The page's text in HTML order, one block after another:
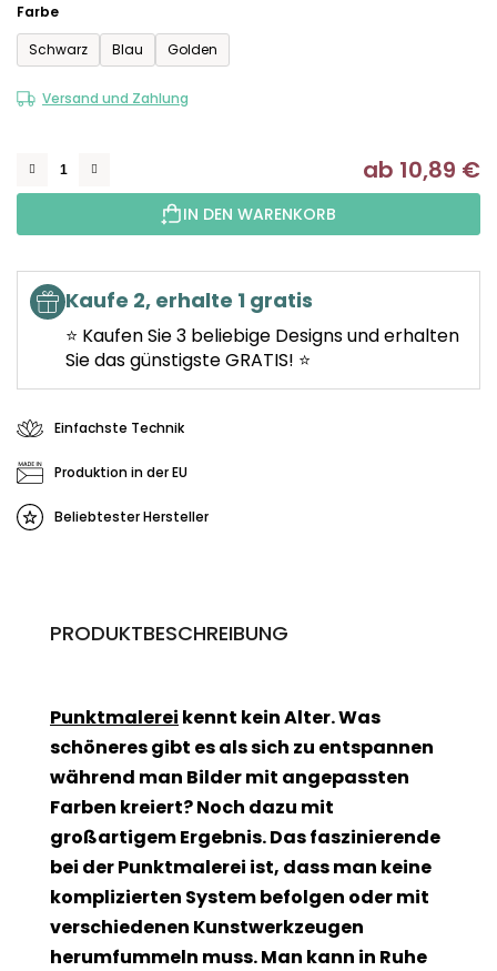
Farbe
Schwarz
Blau Golden
Versand und Zahlung
ab 10,89 €
IN DEN WARENKORB
Kaufe 2, erhalte 1 gratis
⭐ Kaufen Sie 3 beliebige Designs und erhalten
Sie das günstigste GRATIS! ⭐
Einfachste Technik
Produktion in der EU
Beliebtester Hersteller
PRODUKTBESCHREIBUNG
Punktmalerei kennt kein Alter. Was
schöneres gibt es als sich zu entspannen
während man Bilder mit angepassten
Farben kreiert? Noch dazu mit
großartigem Ergebnis. Das faszinierende
bei der Punktmalerei ist, dass man keine
komplizierten System befolgen oder mit
verschiedenen Kunstwerkzeugen
herumfummeln muss. Man kann in Ruhe